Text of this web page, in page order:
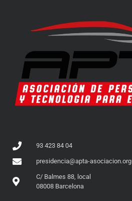
93 423 84 04
presidencia@apta-asociacion.org
C/ Balmes 88, local
08008 Barcelona